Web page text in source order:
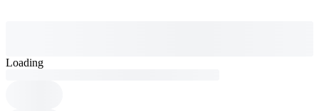
Loading